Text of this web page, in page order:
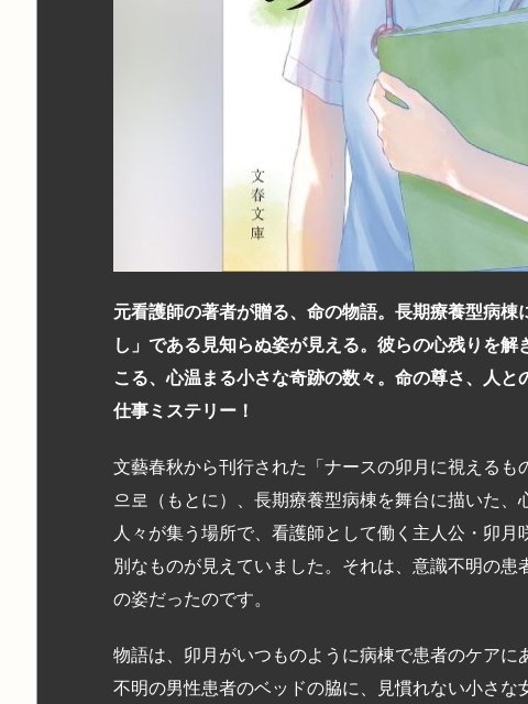
元看護師の著者が贈る、命の物語。長期療養型病
し」である見知らぬ姿が見える。彼らの心残りを
こる、心温まる小さな奇跡の数々。命の尊さ、人
仕事ミステリー！
文藝春秋から刊行された「ナースの卯月に視える
으로（もとに）、長期療養型病棟を舞台に描いた
人々が集う場所で、看護師として働く主人公・卯
別なものが見えていました。それは、意識不明の患
の姿だったのです。
物語は、卯月がいつものように病棟で患者のケア
不明の男性患者のベッドの脇に、見慣れない小さ